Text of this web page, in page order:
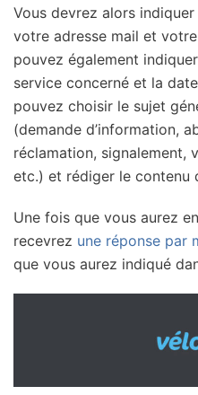
Vous devrez alors
votre adresse mail et
pouvez également
service concerné et la
pouvez choisir le sujet
(demande d’information,
réclamation, signalement,
etc.) et rédiger le contenu
Une fois que vous aurez
recevrez une réponse par
que vous aurez indiqué